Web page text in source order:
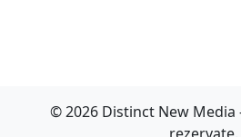
© 2026 Distinct New